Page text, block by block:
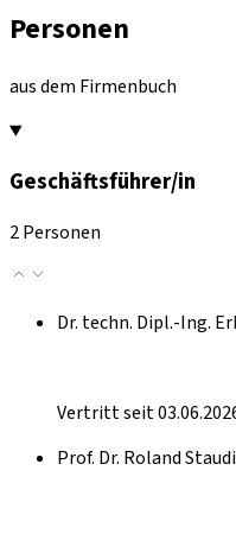
Personen
aus dem Firmenbuch
Geschäftsführer/in
2 Personen
Dr. techn. Dipl.-Ing.
Vertritt seit
Prof. Dr. Roland